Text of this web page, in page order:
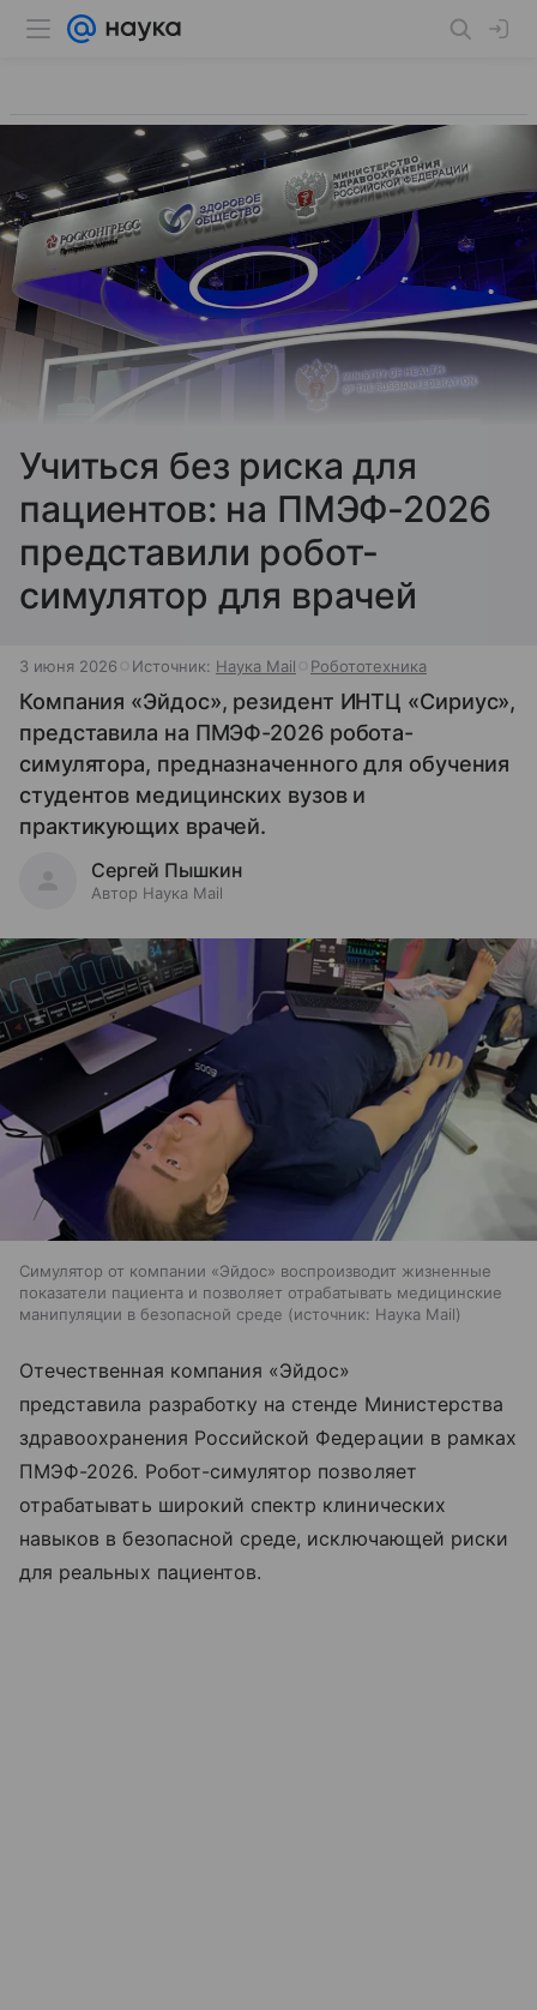
Учиться без риска для
пациентов: на ПМЭФ-2026
представили робот-
симулятор для врачей
3 июня 2026 Источник: Наука Mail Робототехника
Компания «Эйдос», резидент ИНТЦ «Сириус»,
представила на ПМЭФ-2026 робота-
симулятора, предназначенного для обучения
студентов медицинских вузов и
практикующих врачей.
Сергей Пышкин
Автор Наука Mail
Симулятор от компании «Эйдос» воспроизводит жизненные
показатели пациента и позволяет отрабатывать медицинские
манипуляции в безопасной среде
источник: Наука Mail
Отечественная компания «Эйдос»
представила разработку на стенде Министерства
здравоохранения Российской Федерации в рамках
ПМЭФ-2026. Робот-симулятор позволяет
отрабатывать широкий спектр клинических
навыков в безопасной среде, исключающей риски
для реальных пациентов.